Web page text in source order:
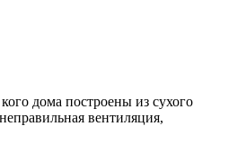
дома построены из сухого
вентиляция,